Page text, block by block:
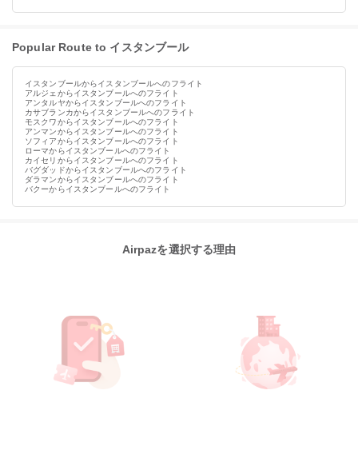
Popular Route to イスタンブール
イスタンブールからイスタンブールへのフライト
アルジェからイスタンブールへのフライト
アンタルヤからイスタンブールへのフライト
カサブランカからイスタンブールへのフライト
モスクワからイスタンブールへのフライト
アンマンからイスタンブールへのフライト
ソフィアからイスタンブールへのフライト
ローマからイスタンブールへのフライト
カイセリからイスタンブールへのフライト
バグダッドからイスタンブールへのフライト
ダラマンからイスタンブールへのフライト
バクーからイスタンブールへのフライト
Airpazを選択する理由